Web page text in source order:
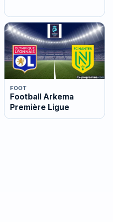
FOOT
Football Arkema
Première Ligue